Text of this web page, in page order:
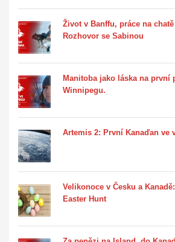
Život v Banffu, práce na
Rozhovor se Sabinou
Manitoba jako láska na první
Winnipegu.
Artemis 2: První Kanaďan ve
Velikonoce v Česku a
Easter Hunt